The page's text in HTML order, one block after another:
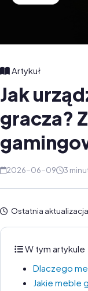
Artykuł
Jak
gracza?
2026-06-09 3
Ostatnia
W tym artykule
Dlaczego
Jakie meble